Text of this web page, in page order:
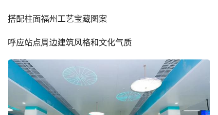
搭配柱面福州工艺宝藏图案
呼应站点周边建筑风格和文化气质